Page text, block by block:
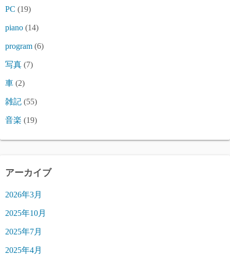
PC (19)
piano (14)
program (6)
写真 (7)
車 (2)
雑記 (55)
音楽 (19)
アーカイブ
2026年3月
2025年10月
2025年7月
2025年4月